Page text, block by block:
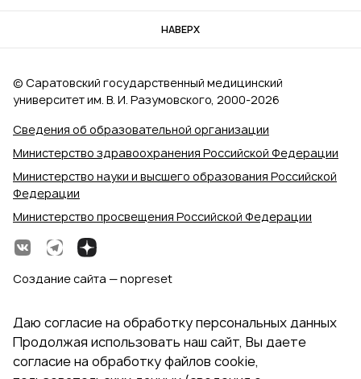
НАВЕРХ
Сведения об образовательной организации
Министерство здравоохранения Российской Федерации
Министерство науки и высшего образования Российской
Федерации
Министерство просвещения Российской Федерации
© Саратовский государственный медицинский
университет им. В. И. Разумовского, 2000‑2026
Создание сайта — nopreset
Даю согласие на обработку персональных данных
Продолжая использовать наш сайт, Вы даете
согласие на обработку файлов cookie,